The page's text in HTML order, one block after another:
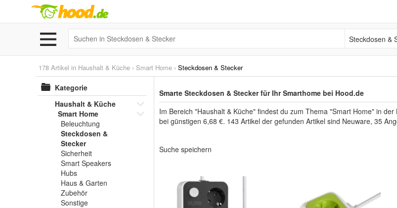
Steckdosen &
178 Artikel in Haushalt & Küche › Smart Home › Steckdosen & Stecker
Kategorie
Haushalt & Küche
Smart Home
Beleuchtung
Steckdosen &
Stecker
Sicherheit
Smart Speakers
Hubs
Haus & Garten
Zubehör
Sonstige
Smarte Steckdosen & Stecker für Ihr Smarthome bei Hood.de
Im Bereich "Haushalt & Küche" findest du zum Thema "Smart Home" in
bei günstigen 6,68 €. 143 Artikel der gefunden Artikel sind Neuware, 35
Suche speichern